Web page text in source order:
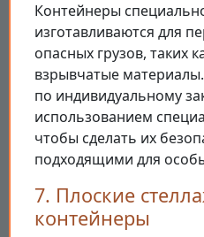
Контейнеры
изготавливаются для
опасных грузов, таких
взрывчатые
по индивидуальному
использованием
чтобы сделать их
подходящими для
7. Плоские
контейнеры